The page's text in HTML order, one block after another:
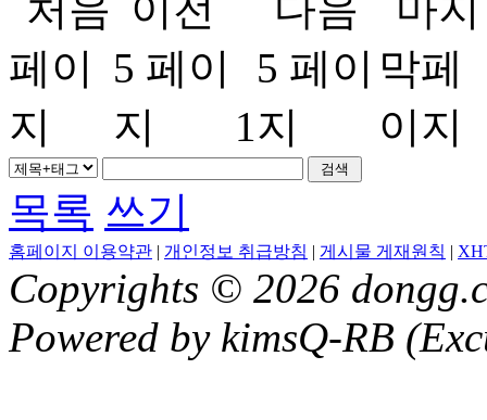
1
목록 쓰기
홈페이지 이용약관 | 개인정보 취급방침 | 게시물 게재원칙 |
Copyrights © 2026
Powered by kimsQ-RB